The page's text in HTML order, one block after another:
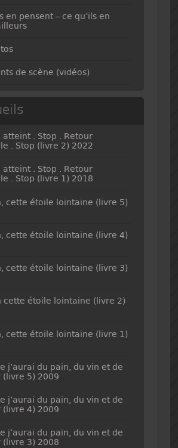
en pensent – ce qu’ils en
de scène (vidéos)
atteint . Stop . Retour
. Stop (livre 2) 2022
atteint . Stop . Retour
. Stop (livre 1) 2018
cette étoile lointaine (livre 5)
cette étoile lointaine (livre 4)
cette étoile lointaine (livre 3)
cette étoile lointaine (livre 2)
cette étoile lointaine (livre 1)
j’aurai du pain, du vin et de
(livre 5) 2009
j’aurai du pain, du vin et de
(livre 4) 2009
j’aurai du pain, du vin et de
(livre 3) 2008